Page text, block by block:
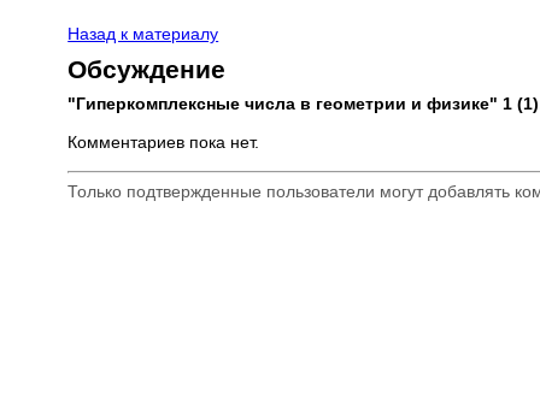
Назад к материалу
Обсуждение
"Гиперкомплексные числа в геометрии и физике" 1
Комментариев пока нет.
Только подтвержденные пользователи могут добавлять